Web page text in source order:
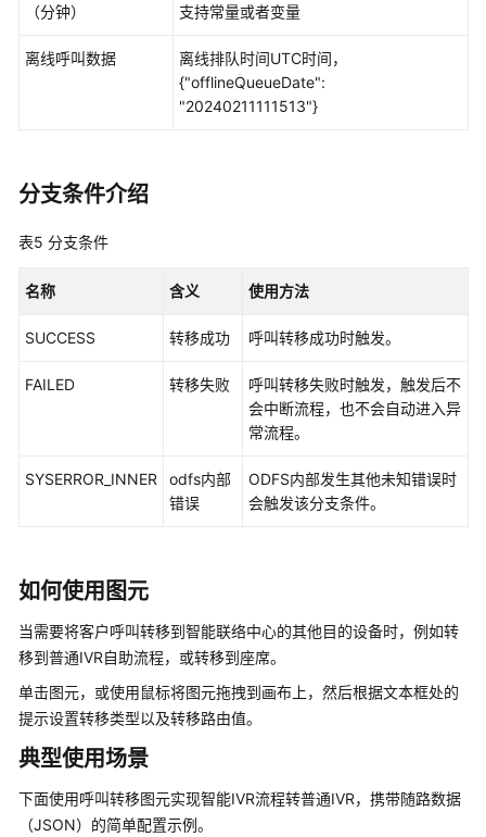
分
险
控
工
检
管
通
知
心
管
客
户
（分钟）
支持常量或者变量
离线呼叫数据
离线排队时间UTC时间，
{"offlineQueueDate":
"20240211111513"}
分支条件介绍
表5 分支条件
名称 含义 使用方法
SUCCESS 转移成功 呼叫转移成功时触发。
FAILED 转移失败
呼叫转移失败时触发，触发后不
会中断流程，也不会自动进入异
常流程。
SYSERROR_INNER
odfs内部
错误
ODFS内部发生其他未知错误时
会触发该分支条件。
如何使用图元
当需要将客户呼叫转移到智能联络中心的其他目的设备时，例如转
移到普通IVR自助流程，或转移到座席。
单击图元，或使用鼠标将图元拖拽到画布上，然后根据文本框处的
提示设置转移类型以及转移路由值。
典型使用场景
下面使用呼叫转移图元实现智能IVR流程转普通IVR，携带随路数据
（JSON）的简单配置示例。